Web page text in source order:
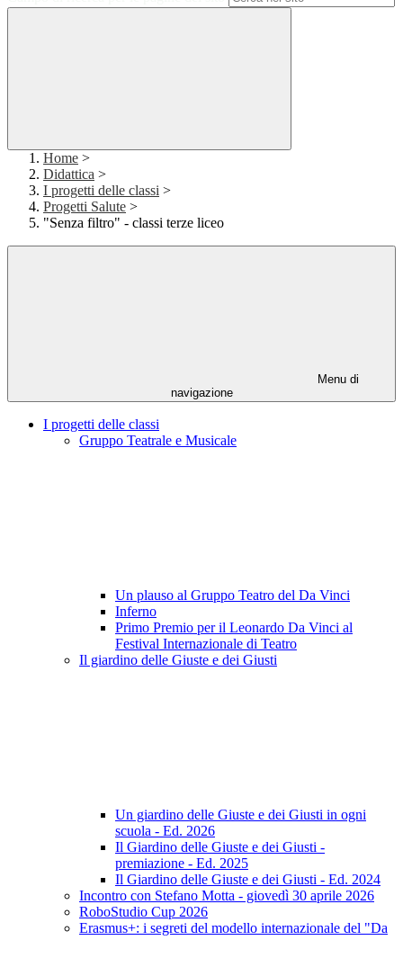
Home >
Didattica >
I progetti delle classi >
Progetti Salute >
"Senza filtro" - classi terze liceo
Menu di
navigazione
I progetti delle classi
Gruppo Teatrale e Musicale
Un plauso al Gruppo Teatro del Da Vinci
Inferno
Primo Premio per il Leonardo Da Vinci al
Festival Internazionale di Teatro
Il giardino delle Giuste e dei Giusti
Un giardino delle Giuste e dei Giusti in ogni
scuola - Ed. 2026
Il Giardino delle Giuste e dei Giusti -
premiazione - Ed. 2025
Il Giardino delle Giuste e dei Giusti - Ed. 2024
Incontro con Stefano Motta - giovedì 30 aprile 2026
RoboStudio Cup 2026
Erasmus+: i segreti del modello internazionale del "Da